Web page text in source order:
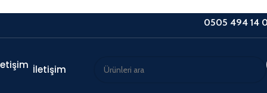
0505 494 14
İletişim